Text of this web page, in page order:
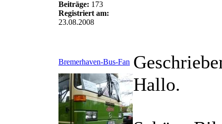
Beiträge: 173
Registriert am:
23.08.2008
Bremerhaven-Bus-Fan
Hallo.